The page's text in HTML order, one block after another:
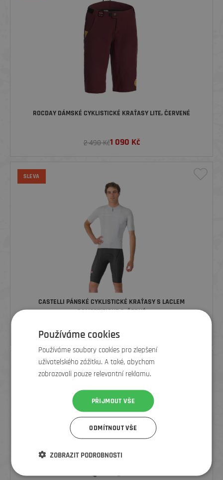
ROCDAY DÁMSKÉ CYKLISTICKÉ KRAŤASY LITE, ČERVENÉ
2 490 Kč1 090 Kč
SLEVA
CASTELLI PÁNSKÉ CYKLISTICKÉ KRAŤASY S LACLEM
COMPETIZIONE 2, ČERNÉ
2 790 Kčod2 319
SLEVA
Používáme cookies
Používáme soubory cookies pro zlepšení
uživatelského zážitku. A také, abychom
zobrazovali pouze relevantní reklamu.
PŘIJMOUT VŠE
ODMÍTNOUT VŠE
ZOBRAZIT PODROBNOSTI